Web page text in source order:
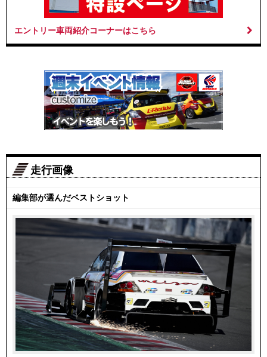
エントリー車両紹介コーナーはこちら
走行画像
編集部が選んだベストショット